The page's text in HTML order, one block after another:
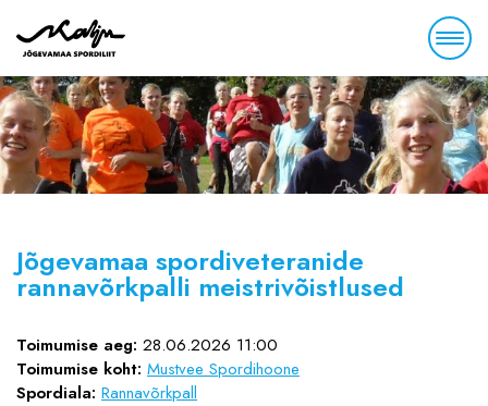
Jõgevamaa spordiveteranide
rannavõrkpalli meistrivõistlused
Toimumise aeg: 28.06.2026 11:00
Toimumise koht: Mustvee Spordihoone
Spordiala: Rannavõrkpall